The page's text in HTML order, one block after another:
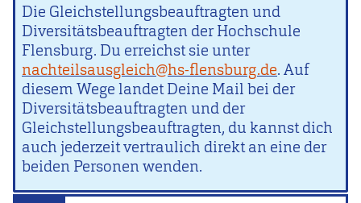
Die Gleichstellungsbeauftragten und
Diversitätsbeauftragten der Hochschule
Flensburg. Du erreichst sie unter
nachteilsausgleich@hs-flensburg.de. Auf
diesem Wege landet Deine Mail bei der
Diversitätsbeauftragten und der
Gleichstellungsbeauftragten, du kannst dich
auch jederzeit vertraulich direkt an eine der
beiden Personen wenden.